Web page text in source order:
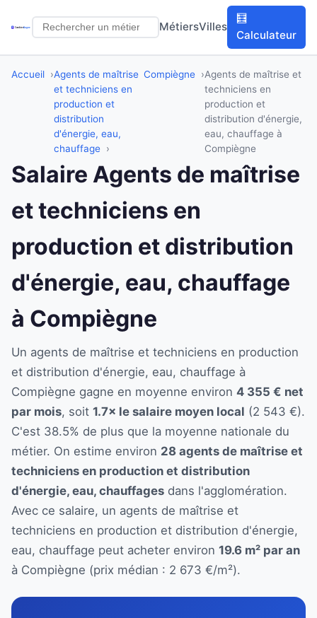
MétiersVilles
🧮
Calculateur
Accueil
Agents de maîtrise
et techniciens en
production et
distribution
d'énergie, eau,
chauffage
Compiègne
Agents de maîtrise et
techniciens en
production et
distribution d'énergie,
eau, chauffage à
Compiègne
Salaire Agents de maîtrise
et techniciens en
production et distribution
d'énergie, eau, chauffage
à Compiègne
Un agents de maîtrise et techniciens en production
et distribution d'énergie, eau, chauffage à
Compiègne gagne en moyenne environ 4 355 € net
par mois, soit 1.7× le salaire moyen local (2 543 €).
C'est 38.5% de plus que la moyenne nationale du
métier. On estime environ 28 agents de maîtrise et
techniciens en production et distribution
d'énergie, eau, chauffages dans l'agglomération.
Avec ce salaire, un agents de maîtrise et
techniciens en production et distribution d'énergie,
eau, chauffage peut acheter environ 19.6 m² par an
à Compiègne (prix médian : 2 673 €/m²).